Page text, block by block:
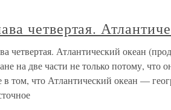
четвертая.
четвертая. Атлантический океан
на две части не только потому, что
в том, что Атлантический океан —